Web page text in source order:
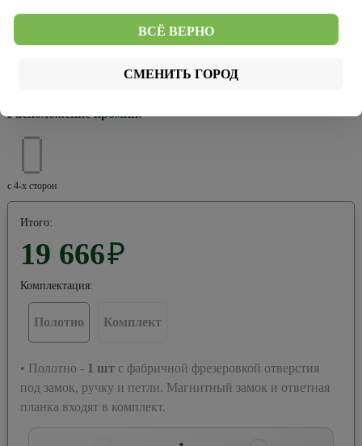
Цвет кромки:
Расположение кромки:
с 4-х сторон
Итого:
19 666₽
Комплектация:
Полотно Комплект
• Полотно - 1 шт с фабричной фрезеровкой отверстия
под замок, ручку и петли. Магнитный замок и ответная
планка входят в комплект.
ВСЁ ВЕРНО
СМЕНИТЬ ГОРОД